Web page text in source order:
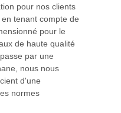
pour nos clients
tenant compte de
pour le
de haute qualité
par une
nous nous
d'une
normes